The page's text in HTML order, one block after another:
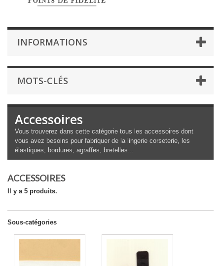
INFORMATIONS
MOTS-CLÉS
Accessoires
Vous trouverez dans cette catégorie tous les accessoires dont
vous avez besoins pour fabriquer de la lingerie corseterie, les
élastiques, bordures, agraffes, bretelles...
ACCESSOIRES
Il y a 5 produits.
Sous-catégories